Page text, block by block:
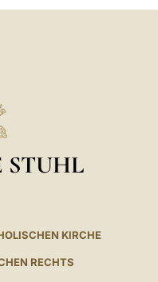
STUHL
KIRCHE
RECHTS